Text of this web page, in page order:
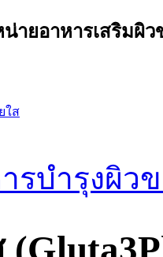
น่ายอาหารเสริมผิว
ใส
รบำรุงผิว